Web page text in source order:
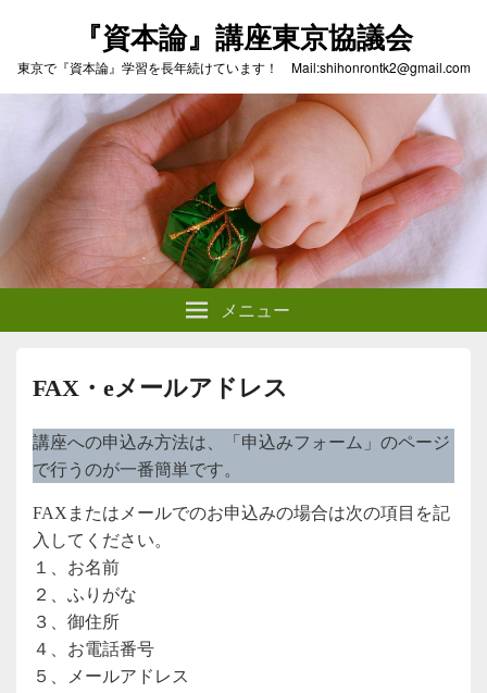
『資本論』講座東京協議会
東京で『資本論』学習を長年続けています！ Mail:shihonrontk2@gmail.com
メニュー
FAX・eメールアドレス
講座への申込み方法は、「申込みフォーム」のページ
で行うのが一番簡単です。
FAXまたはメールでのお申込みの場合は次の項目を記
入してください。
１、お名前
２、ふりがな
３、御住所
４、お電話番号
５、メールアドレス